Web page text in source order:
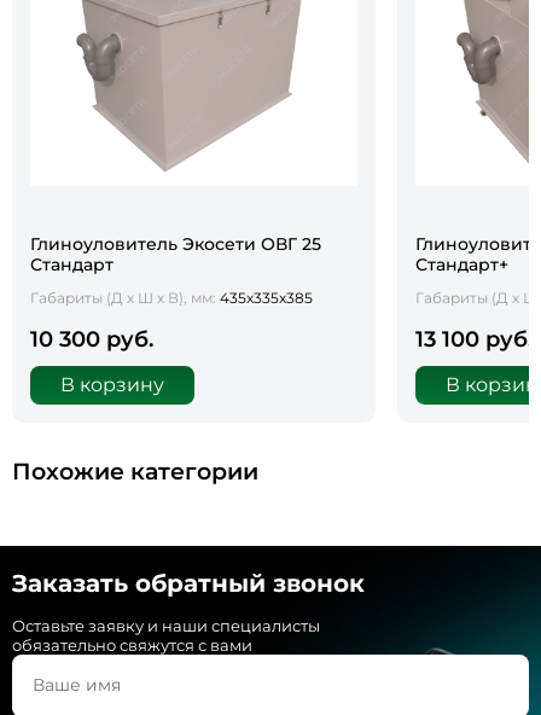
Глиноуловитель Экосети ОВГ 25
Стандарт
Габариты (Д х Ш х В), мм: 435х335х385
10 300 руб.
В корзину
Стандарт+
Габариты (Д х Ш
13 100 руб.
В
Похожие категории
Заказать обратный звонок
Оставьте заявку и наши специалисты
обязательно свяжутся с вами